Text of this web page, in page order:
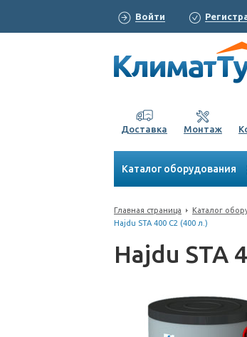
Войти
Доставка Монтаж
Каталог оборудования
Главная страница Каталог
Hajdu STA 400 С2 (400 л.)
Hajdu STA